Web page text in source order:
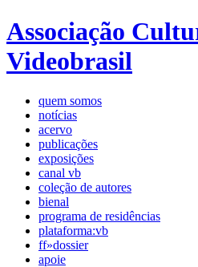
Associação
Videobrasil
quem somos
notícias
acervo
publicações
exposições
canal vb
coleção de autores
bienal
programa de residências
plataforma:vb
ff»dossier
apoie